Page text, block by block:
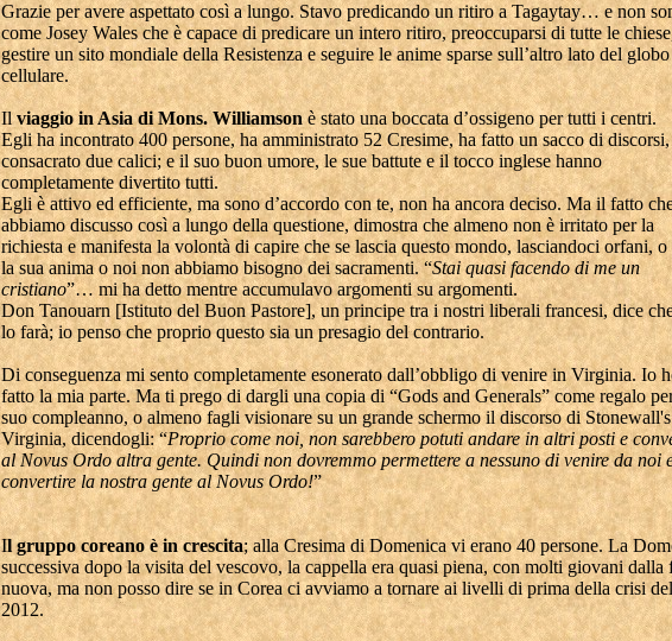
Grazie per avere aspettato così a lungo. Stavo predicando un ritiro a Tagaytay… e non
come Josey Wales che è capace di predicare un intero ritiro, preoccuparsi di tutte le
gestire un sito mondiale della Resistenza e seguire le anime sparse sull’altro lato del
cellulare.
Ilviaggio in Asia di Mons. Williamsonè stato una boccata d’ossigeno per tutti i centri.
Egli ha incontrato 400 persone, ha amministrato 52 Cresime, ha fatto un sacco di discorsi,
consacrato due calici; e il suo buon umore, le sue battute e il tocco inglese hanno
completamente divertito tutti.
Egli è attivo ed efficiente, ma sono d’accordo con te, non ha ancora deciso. Ma il fatto
abbiamo discusso così a lungo della questione, dimostra che almeno non è irritato per la
richiesta e manifesta la volontà di capire che se lascia questo mondo, lasciandoci orfani, o
la sua anima o noi non abbiamo bisogno dei sacramenti. “Stai quasi facendo di me un
cristiano”… mi ha detto mentre accumulavo argomenti su argomenti.
Don Tanouarn [Istituto del Buon Pastore], un principe tra i nostri liberali francesi, dice
lo farà; io penso che proprio questo sia un presagio del contrario.
Di conseguenza mi sento completamente esonerato dall’obbligo di venire in Virginia. Io
fatto la mia parte. Ma ti prego di dargli una copia di “Gods and Generals” come regalo
suo compleanno, o almeno fagli visionare su un grande schermo il discorso di Stonewall's
Virginia, dicendogli: “Proprio come noi, non sarebbero potuti andare in altri posti e
al Novus Ordo altra gente. Quindi non dovremmo permettere a nessuno di venire da noi
convertire la nostra gente al Novus Ordo!”
Il gruppo coreano è in crescita; alla Cresima di Domenica vi erano 40 persone. La
successiva dopo la visita del vescovo, la cappella era quasi piena, con molti giovani dalla
nuova, ma non posso dire se in Corea ci avviamo a tornare ai livelli di prima della crisi del
2012.